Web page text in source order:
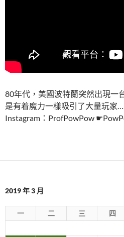
80年代，美國波特蘭突然出現一
是有着魔力一樣吸引了大量玩家
Instagram：ProfPowPow
2019 年 3 月
一 二 三 四